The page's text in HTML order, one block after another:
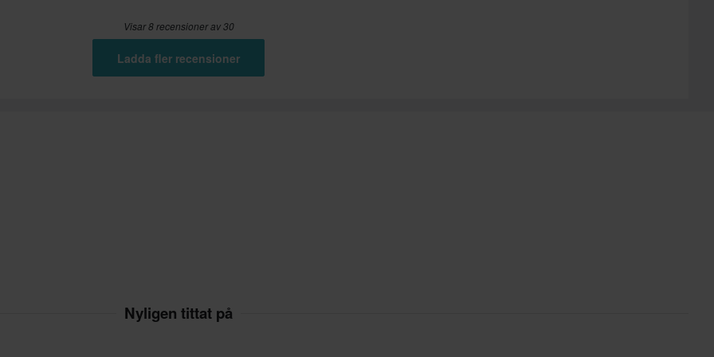
Visar 8 recensioner av 30
Ladda fler recensioner
Nyligen tittat på